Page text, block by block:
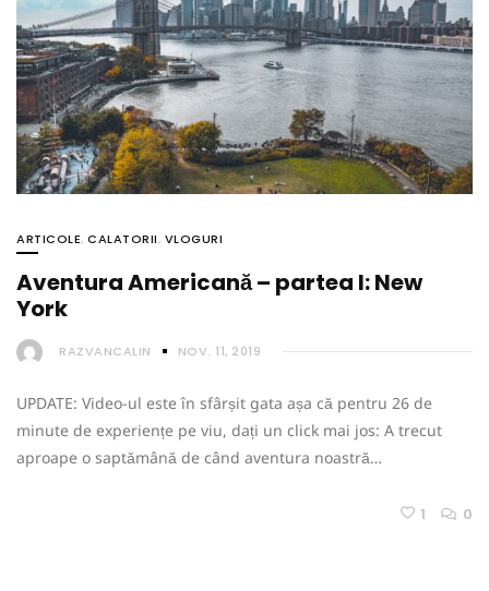
ARTICOLE, CALATORII, VLOGURI
Aventura Americană – partea I: New
York
RAZVANCALIN NOV. 11, 2019
UPDATE: Video-ul este în sfârșit gata așa că pentru 26 de
minute de experiențe pe viu, dați un click mai jos: A trecut
aproape o saptămână de când aventura noastră…
1 0